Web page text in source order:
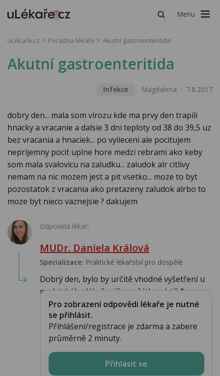
Menu
uLékaře.cz Poradna lékaře Akutní gastroenteritida
Akutní gastroenteritida
Infekce Magdalena 7.8.2017
dobry den... mala som virozu kde ma prvy den trapili
hnacky a vracanie a dalsie 3 dni teploty od 38 do 39,5 uz
bez vracania a hnaciek... po vylieceni ale pocitujem
neprijemny pocit uplne hore medzi rebrami ako keby
som mala svalovicu na zaludku... zaludok alr citlivy
nemam na nic mozem jest a pit vsetko... moze to byt
pozostatok z vracania ako pretazeny zaludok alrbo to
moze byt nieco vaznejsie ? dakujem
Odpovídá lékař:
MUDr. Daniela Králová
Specializace: Praktické lékařství pro dospělé
Dobrý den, bylo by určitě vhodné vyšetření u
praktického lékaře, již v začátku obtíž�...
Pro zobrazení odpovědi lékaře je nutné
se přihlásit.
Přihlášení/registrace je zdarma a zabere
průměrně 2 minuty.
Přihlásit se